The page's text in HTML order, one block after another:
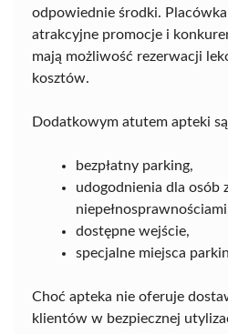
odpowiednie środki.
atrakcyjne promocje i
mają możliwość rezerwacji
kosztów.
Dodatkowym atutem apteki
bezpłatny parking,
udogodnienia dla osób
dostępne wejście,
specjalne miejsca
Choć apteka nie oferuje
klientów w bezpiecznej